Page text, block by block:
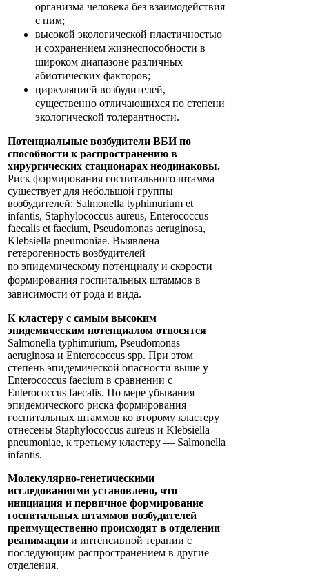
организма человека без взаимодействия
с ним;
высокой экологической пластичностью
и сохранением жизнеспособности в
широком диапазоне различных
абиотических факторов;
циркуляцией возбудителей,
существенно отличающихся по степени
экологической толерантности.
Потенциальные возбудители ВБИ по
способности к распространению в
хирургических стационарах неодинаковы.
Риск формирования госпитального штамма
существует для небольшой группы
возбудителей: Salmonella typhimurium et
infantis, Staphylococcus aureus, Enterococcus
faecalis et faecium, Pseudomonas aeruginosa,
Klebsiella pneumoniae. Выявлена
гетерогенность возбудителей
no эпидемическому потенциалу и скорости
формирования госпитальных штаммов в
зависимости от рода и вида.
К кластеру с самым высоким
эпидемическим потенциалом относятся
Salmonella typhimurium, Pseudomonas
aeruginosa и Enterococcus spp. При этом
степень эпидемической опасности выше у
Enterococcus faecium в сравнении с
Enterococcus faecalis. По мере убывания
эпидемического риска формирования
госпитальных штаммов ко второму кластеру
отнесены Staphylococcus aureus и Klebsiella
pneumoniae, к третьему кластеру — Salmonella
infantis.
Молекулярно-генетическими
исследованиями установлено, что
инициация и первичное формирование
госпитальных штаммов возбудителей
преимущественно происходят в отделении
реанимации и интенсивной терапии с
последующим распространением в другие
отделения.